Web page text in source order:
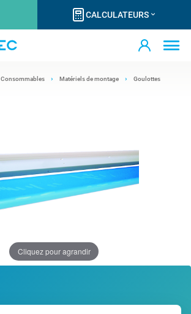
CALCULATEURS
Consommables Matériels de montage Goulottes
Cliquez pour agrandir